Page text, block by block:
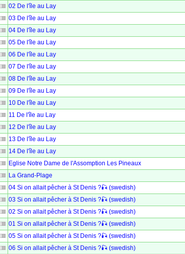
02 De l'île au Lay
03 De l'île au Lay
04 De l'île au Lay
05 De l'île au Lay
06 De l'île au Lay
07 De l'île au Lay
08 De l'île au Lay
09 De l'île au Lay
10 De l'île au Lay
11 De l'île au Lay
12 De l'île au Lay
13 De l'île au Lay
14 De l'île au Lay
Eglise Notre Dame de l'Assomption Les Pineaux
La Grand-Plage
04 Si on allait pêcher à St Denis ?🎣 (swedish)
03 Si on allait pêcher à St Denis ?🎣 (swedish)
02 Si on allait pêcher à St Denis ?🎣 (swedish)
01 Si on allait pêcher à St Denis ?🎣 (swedish)
05 Si on allait pêcher à St Denis ?🎣 (swedish)
06 Si on allait pêcher à St Denis ?🎣 (swedish)